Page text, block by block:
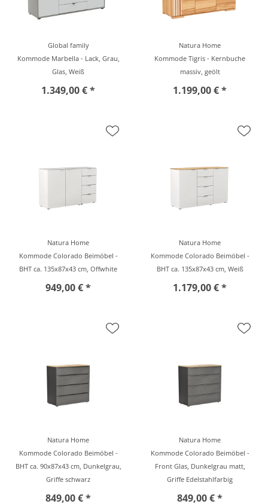
Global family
Kommode Marbella - Lack, Grau,
Glas, Weiß
1.349,00 € *
Natura Home
Kommode Tigris - Kernbuche
massiv, geölt
1.199,00 € *
Natura Home
Kommode Colorado Beimöbel -
BHT ca. 135x87x43 cm, Offwhite
949,00 € *
Natura Home
Kommode Colorado Beimöbel -
BHT ca. 135x87x43 cm, Weiß
1.179,00 € *
Natura Home
Kommode Colorado Beimöbel -
BHT ca. 90x87x43 cm, Dunkelgrau,
Griffe schwarz
849,00 € *
Natura Home
Kommode Colorado Beimöbel -
Front Glas, Dunkelgrau matt,
Griffe Edelstahlfarbig
849,00 € *